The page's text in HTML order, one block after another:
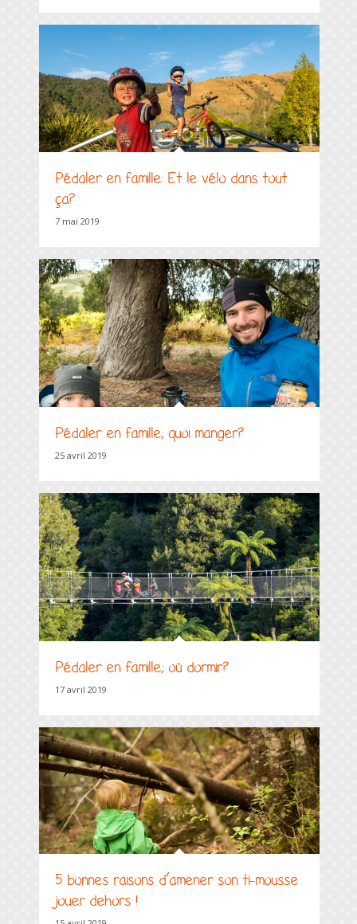
Pédaler en famille: Et le vélo dans tout
ça?
7 mai 2019
Pédaler en famille; quoi manger?
25 avril 2019
Pédaler en famille; où dormir?
17 avril 2019
5 bonnes raisons d’amener son ti-mousse
jouer dehors !